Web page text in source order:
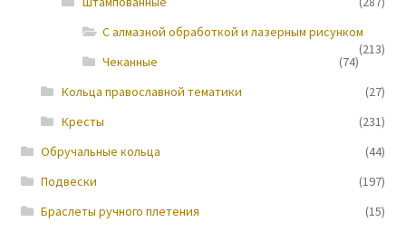
Новости
С алмазной обработкой и лазерным рисунком
(213)
Чеканные
(74)
Кольца православной тематики
(27)
Кресты
(231)
Обручальные кольца
(44)
Подвески
(197)
Браслеты ручного плетения
(15)